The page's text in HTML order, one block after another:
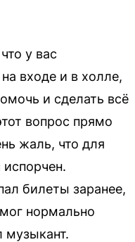
у вас
входе и в холле,
и сделать всё
вопрос прямо
жаль, что для
испорчен.
билеты заранее,
нормально
музыкант.